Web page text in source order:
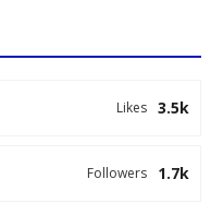
3.5k
Likes
1.7k
Followers